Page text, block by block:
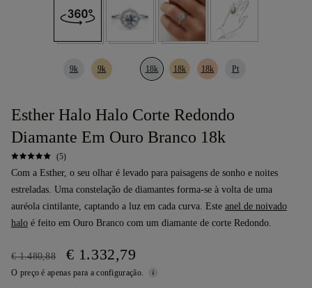
9k 9k 18k 18k 18k Pt
Esther Halo Halo Corte Redondo
Diamante Em Ouro Branco 18k
(5)
Com a Esther, o seu olhar é levado para paisagens de sonho e noites
estreladas. Uma constelação de diamantes forma-se à volta de uma
auréola cintilante, captando a luz em cada curva. Este anel de noivado
halo é feito em Ouro Branco com um diamante de corte Redondo.
€ 1.480,88 € 1.332,79
O preço é apenas para a configuração.